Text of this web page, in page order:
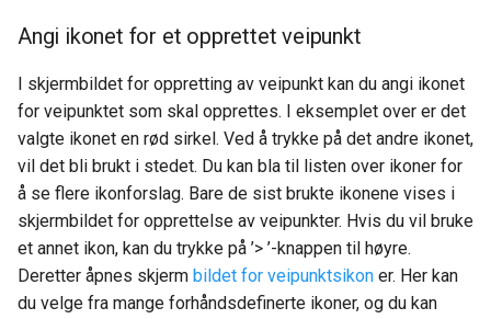
Angi ikonet for et opprettet veipunkt
I skjermbildet for oppretting av veipunkt kan du angi ikonet
for veipunktet som skal opprettes. I eksemplet over er det
valgte ikonet en rød sirkel. Ved å trykke på det andre ikonet,
vil det bli brukt i stedet. Du kan bla til listen over ikoner for
å se flere ikonforslag. Bare de sist brukte ikonene vises i
skjermbildet for opprettelse av veipunkter. Hvis du vil bruke
et annet ikon, kan du trykke på ’> ’-knappen til høyre.
Deretter åpnes skjerm bildet for veipunktsikon er. Her kan
du velge fra mange forhåndsdefinerte ikoner, og du kan